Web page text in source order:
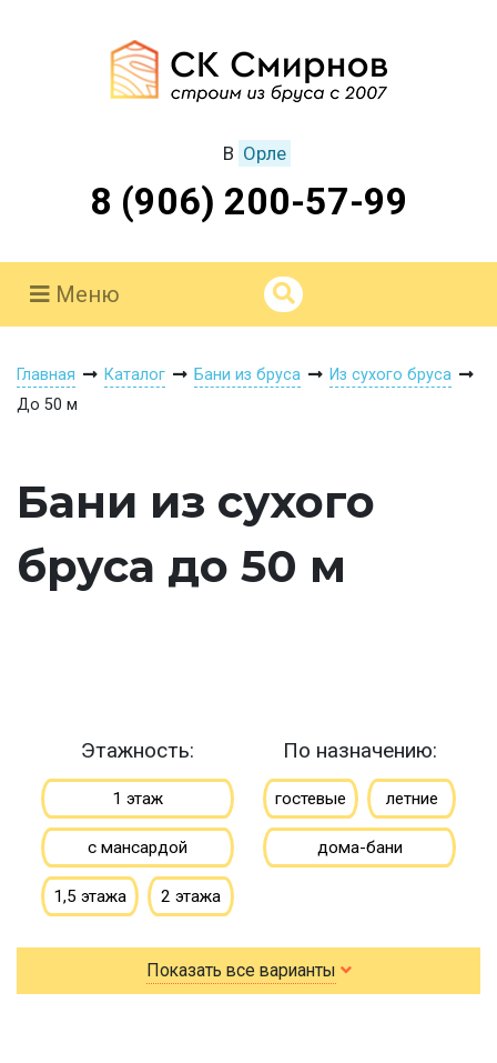
В Орле
8 (906) 200-57-99
Меню
Главная Каталог Бани из бруса
Из сухого бруса
До 50 м
Бани из сухого
бруса до 50 м
Этажность:
1 этаж
с мансардой
1,5 этажа 2 этажа
По назначению:
гостевые летние
дома-бани
По типу бруса:
клееный сухой
По размеру:
3х4 3х5 3х6
Показать все варианты